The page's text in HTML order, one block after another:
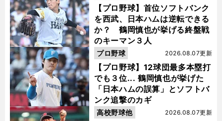
【プロ野球】首位ソフトバンク
を西武、日本ハムは逆転できる
か？ 鶴岡慎也が挙げる終盤戦
のキーマン３人
【プロ野球】12球団最多本塁打
でも３位... 鶴岡慎也が挙げた
「日本ハムの誤算」とソフトバ
ンク追撃のカギ
2026.08.07更新
プロ野球
2026.08.07更新
高校野球他